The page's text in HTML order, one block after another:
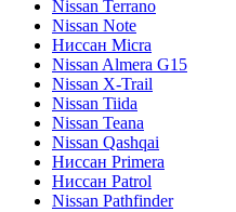
Nissan Terrano
Nissan Note
Ниссан Micra
Nissan Almera G15
Nissan X-Trail
Nissan Tiida
Nissan Teana
Nissan Qashqai
Ниссан Primera
Ниссан Patrol
Nissan Pathfinder